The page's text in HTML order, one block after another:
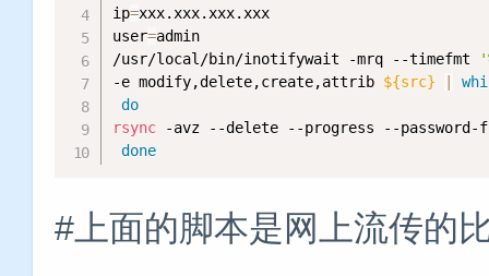
ip=xxx.xxx.xxx.xxx
user=admin
/usr/local/bin/inotifywait -mrq --timefmt
-e modify,delete,create,attrib ${src}
do
rsync -avz --delete --progress --
done
#上面的脚本是网上流传的